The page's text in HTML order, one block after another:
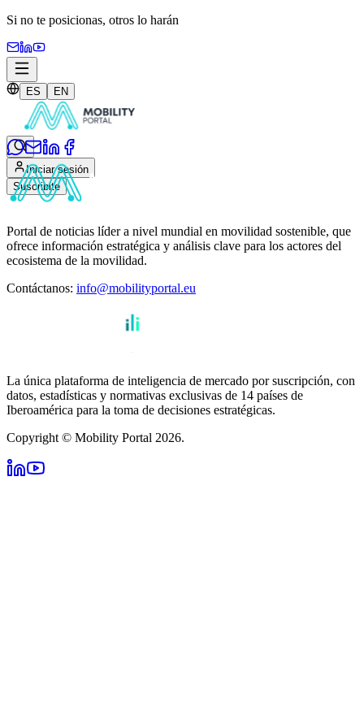
Si no te posicionas, otros lo harán
ES EN
Iniciar sesión
Suscribite
Portal de noticias líder a nivel mundial en movilidad sostenible, que
ofrece información estratégica y análisis clave para los actores del
ecosistema de la movilidad.
Contáctanos: info@mobilityportal.eu
La única plataforma de inteligencia de mercado por suscripción, con
datos, estadísticas y normativas exclusivas de 14 países de
Iberoamérica para la toma de decisiones estratégicas.
Copyright © Mobility Portal 2026.